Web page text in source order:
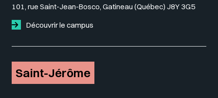
101, rue Saint-Jean-Bosco, Gatineau (Québec) J8Y 3G5
Découvrir le campus
Saint-Jérôme